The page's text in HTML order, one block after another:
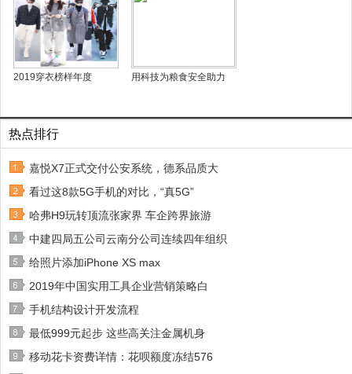
2019穿衣榜样年度 用科技为粮食安全助力
热点排行
嘉悦X7正式交付公安系统，德系品质大
看过这8款5G手机的对比，“真5G”
哈弗H9玩转顶流张家界 车企跨界旅游
中建四局五公司云南分公司连续四年组织
给照片添加iPhone XS max
2019年中国实用工具企业营销策略白
手机结构设计开发流程
最低999元起步 这些高关注金属机身
移动花卡资费详情：花呗额度冻结576